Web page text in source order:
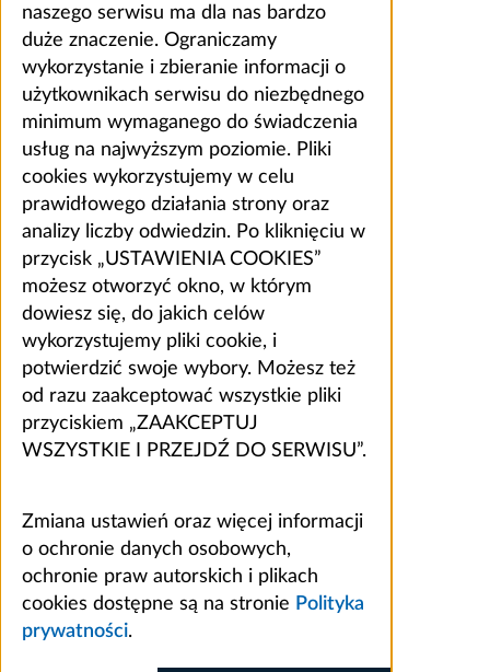
naszego serwisu ma dla nas bardzo
duże znaczenie. Ograniczamy
wykorzystanie i zbieranie informacji o
użytkownikach serwisu do niezbędnego
minimum wymaganego do świadczenia
usług na najwyższym poziomie. Pliki
cookies wykorzystujemy w celu
prawidłowego działania strony oraz
analizy liczby odwiedzin. Po kliknięciu w
przycisk „USTAWIENIA COOKIES”
możesz otworzyć okno, w którym
dowiesz się, do jakich celów
wykorzystujemy pliki cookie, i
potwierdzić swoje wybory. Możesz też
od razu zaakceptować wszystkie pliki
przyciskiem „ZAAKCEPTUJ
WSZYSTKIE I PRZEJDŹ DO SERWISU”.
Zmiana ustawień oraz więcej informacji
o ochronie danych osobowych,
ochronie praw autorskich i plikach
cookies dostępne są na stronie Polityka
prywatności.